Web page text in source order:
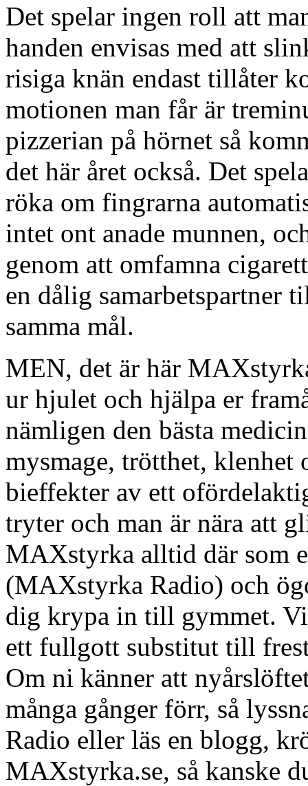
Det spelar ingen roll att
handen envisas med att
risiga knän endast tillåter
motionen man får är
pizzerian på hörnet så
det här året också. Det
röka om fingrarna
intet ont anade munnen,
genom att omfamna
en dålig samarbetspartner
samma mål.
MEN, det är här
ur hjulet och hjälpa er
nämligen den bästa
mysmage, trötthet, klenhet
bieffekter av ett
tryter och man är nära att
MAXstyrka alltid där som
(MAXstyrka Radio) och
dig krypa in till gymmet.
ett fullgott substitut till
Om ni känner att
många gånger förr, så
Radio eller läs en blogg,
MAXstyrka.se, så kanske